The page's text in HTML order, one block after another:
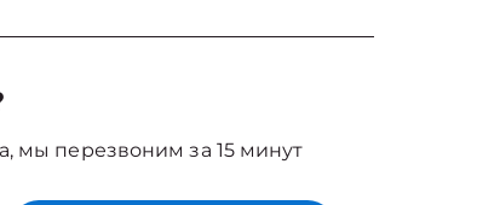
мы перезвоним за 15 минут